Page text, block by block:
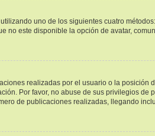
uno de los siguientes cuatro
no este disponible la opción de avatar,
realizadas por el usuario o la posición
Por favor, no abuse de sus privilegios
de publicaciones realizadas, llegando